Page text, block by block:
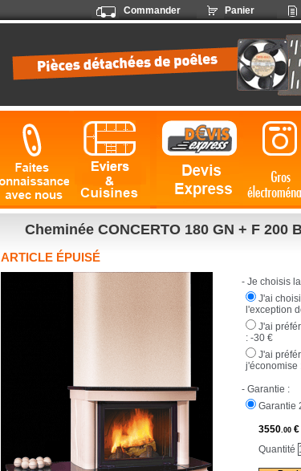
Panier
Commander
Cheminée CONCERTO 180 GN + F 200
ARTICLE ÉPUISÉ
- Je choisis
J'ai
l'exception
J'ai
:-30 €
J'ai
j'économise
- Garantie :
Garantie
3550.00€
Quantité